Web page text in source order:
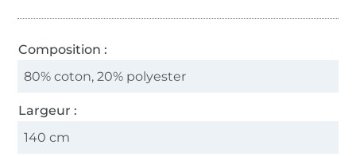
Composition :
80% coton, 20% polyester
Largeur :
140 cm